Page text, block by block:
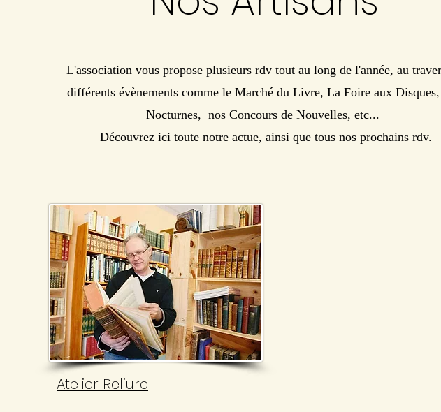
L'association vous propose plusieurs rdv tout au long de l'année, au
différents évènements comme le Marché du Livre, La Foire aux
Nocturnes, nos Concours de Nouvelles, etc...
Découvrez ici toute notre actue, ainsi que tous nos prochains rdv.
Atelier Reliure